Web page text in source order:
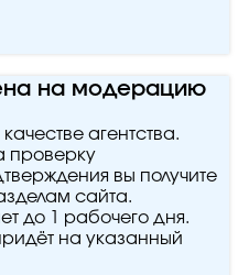
на модерацию
агентства.
проверку
вы получите
сайта.
до 1 рабочего дня.
на указанный